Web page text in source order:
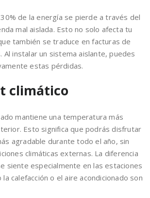
de la energía se pierde a través del
mal aislada. Esto no solo afecta tu
también se traduce en facturas de
Al instalar un sistema aislante, puedes
estas pérdidas.
climático
mantiene una temperatura más
Esto significa que podrás disfrutar
agradable durante todo el año, sin
climáticas externas. La diferencia
siente especialmente en las estaciones
calefacción o el aire acondicionado son